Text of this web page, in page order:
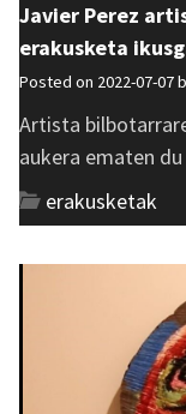
Javier Perez
erakusketa
Posted on 2022-07-07
Artista
aukera ematen
erakusketak